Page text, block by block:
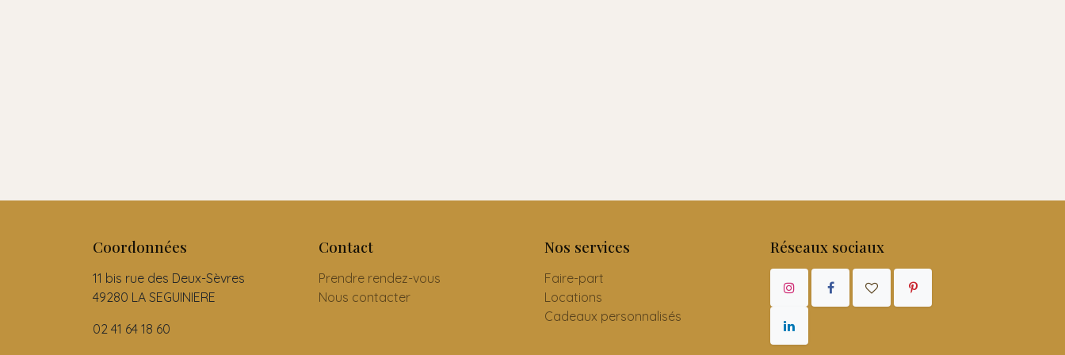
Coordonnées
11 bis rue des Deux-Sèvres
49280 LA SEGUINIERE
02 41 64 18 60
Contact
Prendre rendez-vous
Nous contacter
Nos services
Faire-part
Locations
Cadeaux personnalisés
Réseaux sociaux